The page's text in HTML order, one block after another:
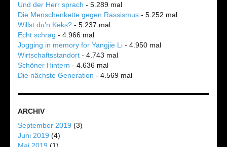
Und der Herr sprach - 5.289 mal
Die Menschenkette gegen Rassismus - 5.252 mal
Willst du’n Keks? - 5.237 mal
Echt schräg - 4.966 mal
Jogging in memory for Yangjie Li - 4.950 mal
Wirtschaftsstandort - 4.743 mal
Schöner Hintern - 4.636 mal
Die nächste Generation - 4.569 mal
ARCHIV
September 2019 (3)
Juni 2019 (4)